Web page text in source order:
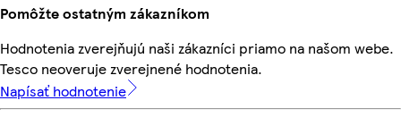
Pomôžte ostatným zákazníkom
Hodnotenia zverejňujú naši zákazníci priamo na našom webe.
Tesco neoveruje zverejnené hodnotenia.
Napísať hodnotenie